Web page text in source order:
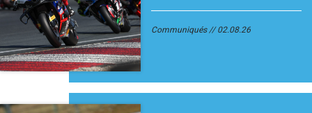
Communiqués 02.08.26